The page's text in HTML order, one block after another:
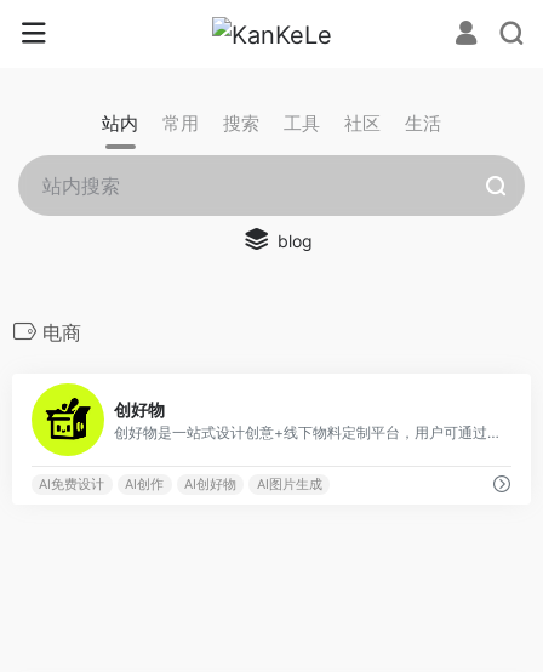
站内 常用 搜索 工具 社区 生活
blog
电商
创好物
创好物是一站式设计创意+线下物料定制平台，用户可通过海量免费模板和AI智能体进行设计创作，然后预览实物效果，最终完成下单。单件定制，套装定制，企业小批量/大批量采购，满足线下营销、品牌周边、宠物周边、应援物料、文创礼品、3D打印、非遗手工等多场景定制需求。涵盖名片、海报、展架、折页、画册、条幅、吧唧、手办、马克杯、冰箱贴、贴纸、亚克力、T恤服饰、各类袋子等众多品类 创好物、AI造物、小批量定制、一件起订、来图定制、个性定制、在线印刷、免费设计、免费模板、线下物料、3D打印、名片、海报印刷、展架定制、折页定制、画册印刷、条幅、吧唧定制、手办、杯子定制、冰箱贴、贴纸、亚克力定制、T恤服饰定制、帆布袋定制、手提袋定制
AI免费设计 AI创作 AI创好物 AI图片生成